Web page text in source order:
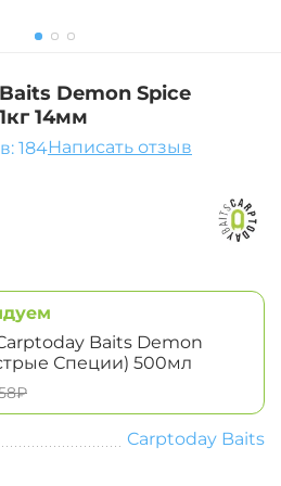
Demon Spice
14мм
184Написать отзыв
Baits Demon
Специи) 500мл
₽
Carptoday Baits